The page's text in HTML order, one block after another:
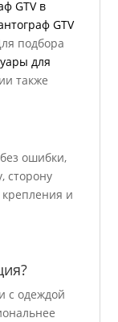
GTV в
GTV
подбора
для
также
ошибки,
сторону
и
с одеждой